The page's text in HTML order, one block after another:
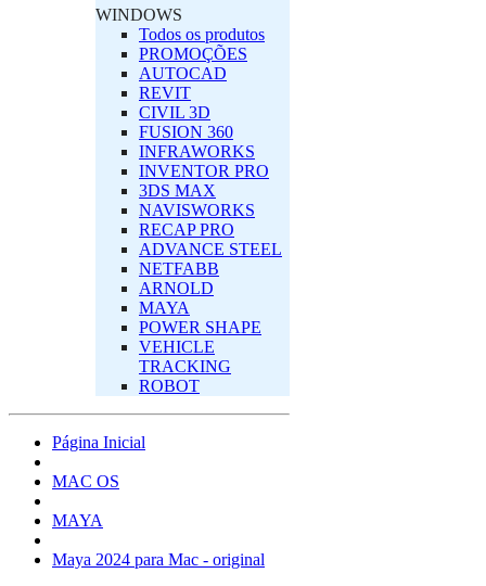
‎WINDOWS‎
Todos os produtos
PROMOÇÕES
AUTOCAD
REVIT
CIVIL 3D
FUSION 360
INFRAWORKS
INVENTOR PRO
3DS MAX
NAVISWORKS
RECAP PRO
ADVANCE STEEL
NETFABB
ARNOLD
MAYA
POWER SHAPE
VEHICLE
TRACKING
ROBOT
Página Inicial
MAC OS‎
MAYA
Maya 2024 para Mac - original